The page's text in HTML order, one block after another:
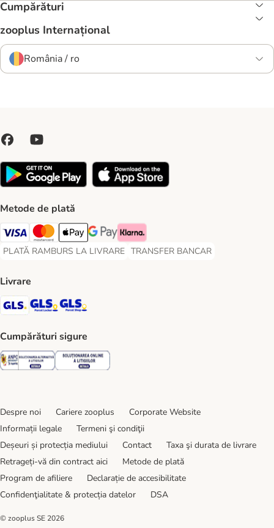
Cumpărături
zooplus Internațional
România / ro
Metode de plată
Visa Payment Method
Master Card Payment Method
Apple Pay Payment Method
Google Pay Payment Method
Klarna Payment Method
PLATĂ RAMBURS LA LIVRARE
PLATĂ RAMBURS LA LIVRARE Payment Method
TRANSFER BANCAR
TRANSFER BANCAR Payment
Livrare
GLS Shipping Method
GLS Locker Shipping Method
Cumpărături sigure
Security Security
Despre noi Cariere zooplus
Corporate Website
Informații legale
Termeni şi condiţii
Deșeuri și protecția mediului
Contact
Taxa şi durata de livrare
Retrageți-vă din contract aici
Metode de plată
Program de afiliere
Declarație de accesibilitate
Confidenţialitate & protecția datelor
DSA
© zooplus SE 2026